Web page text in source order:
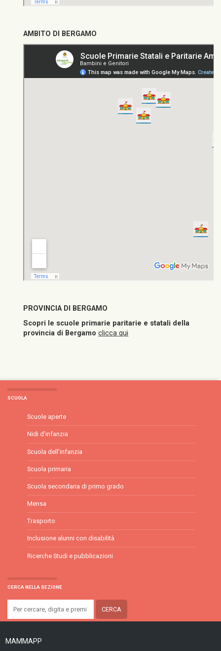
AMBITO DI BERGAMO
PROVINCIA DI BERGAMO
Scopri le scuole primarie paritarie e statali della
provincia di Bergamoclicca qui
SCUOLA
Scuole aperte
Nidi d'infanzia
Scuola dell'infanzia
Scuola primaria
Scuola secondaria di primo grado
Mensa
Trasporto
Inclusione alunni con disabilità
Ricerche Studi e pubblicazioni
CERCA NELLA SEZIONE
MAMMAPP